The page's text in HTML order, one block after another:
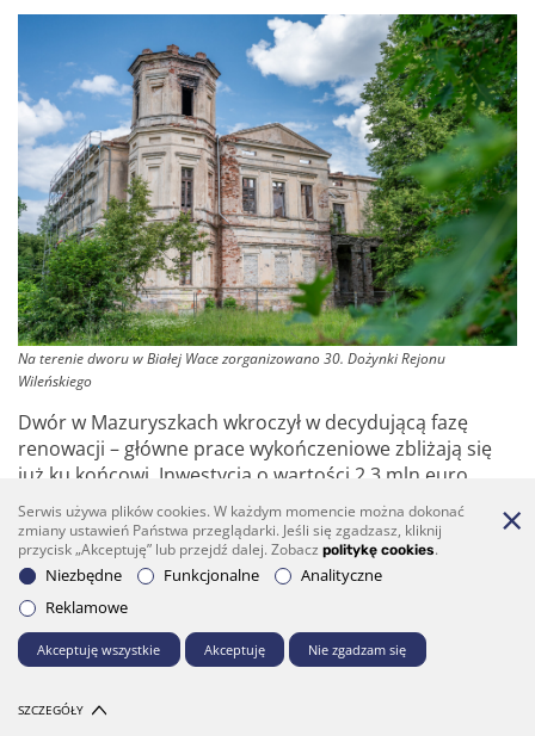
Na terenie dworu w Białej Wace zorganizowano 30. Dożynki Rejonu
Wileńskiego
Dwór w Mazuryszkach wkroczył w decydującą fazę
renowacji – główne prace wykończeniowe zbliżają się
już ku końcowi. Inwestycja o wartości 2,3 mln euro
realizowana jest przy wsparciu funduszy państwowych
oraz budżetu samorządu. Choć sfinalizowanie całego
projektu zaplanowano na lato 2026 r., odrestaurowane
pomieszczenia już teraz tętnią życiem i służą kulturze.
To właśnie tutaj w kwietniu 2025 r. uroczyście
nagrodzono laureatów konkursu Tradycyjna Palma
Wileńska.
Serwis używa plików cookies. W każdym momencie można dokonać
zmiany ustawień Państwa przeglądarki. Jeśli się zgadzasz, kliknij
przycisk „Akceptuję” lub przejdź dalej. Zobacz politykę cookies.
Niezbędne
Funkcjonalne
Analityczne
Reklamowe
Akceptuję wszystkie Akceptuję Nie zgadzam się
SZCZEGÓŁY